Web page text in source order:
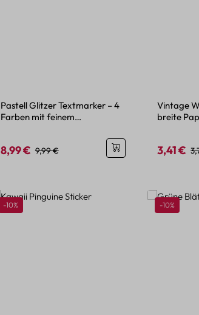
Pastell Glitzer Textmarker – 4
Farben mit feinem
Verkaufspreis:
8,99 € Regulärer Preis:
9,99 €
Vintage
breite
3,41 €
Rabatt
-10% Rabatt
-10%